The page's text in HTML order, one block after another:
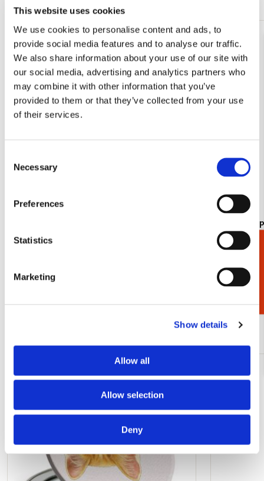
This website uses cookies
We use cookies to personalise content and ads, to
provide social media features and to analyse our traffic.
We also share information about your use of our site with
our social media, advertising and analytics partners who
may combine it with other information that you’ve
provided to them or that they’ve collected from your use
of their services.
Selection
Necessary
Preferences
Statistics
Marketing
Show details
Allow all
Allow selection
Deny
Toevoegen
aan
verlanglijst
Theater? Charlotte Salomon, JHM
Jan
€ 9,99
Meer van Francien van Westering
Toevoegen
Cadeaukiezer